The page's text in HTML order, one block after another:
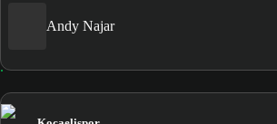
Andy Najar